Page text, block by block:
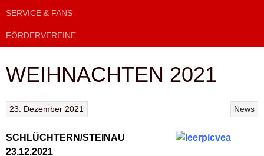
SERVICE & FANS
FÖRDERVEREINE
WEIHNACHTEN 2021
News
23. Dezember 2021
SCHLÜCHTERN/STEINAU
23.12.2021